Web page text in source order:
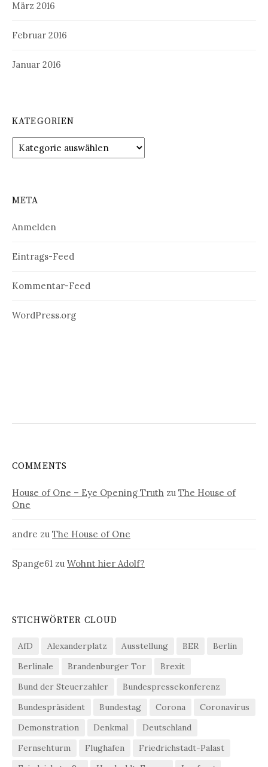
März 2016
Februar 2016
Januar 2016
KATEGORIEN
Kategorien
META
Anmelden
Eintrags-Feed
Kommentar-Feed
WordPress.org
COMMENTS
House of One – Eye Opening Truth zu The House of
One
andre zu The House of One
Spange61 zu Wohnt hier Adolf?
STICHWÖRTER CLOUD
AfD Alexanderplatz Ausstellung BER
Berlin
Berlinale
Brandenburger Tor
Brexit
Bund der Steuerzahler
Bundespressekonferenz
Bundespräsident
Bundestag Corona
Coronavirus
Demonstration
Denkmal
Deutschland
Fernsehturm
Flughafen
Friedrichstadt-Palast